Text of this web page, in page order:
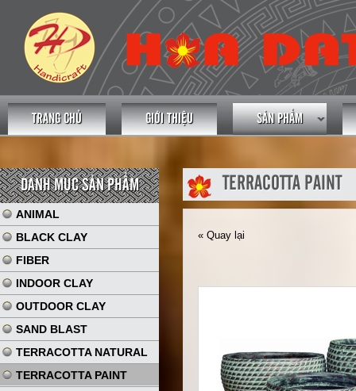
TRANG CHỦ GIỚI THIỆU SẢN PHẨM
DANH MỤC SẢN PHẨM
ANIMAL
BLACK CLAY
FIBER
INDOOR CLAY
OUTDOOR CLAY
SAND BLAST
TERRACOTTA NATURAL
TERRACOTTA PAINT
TERRACOTTA PAINT
« Quay lại